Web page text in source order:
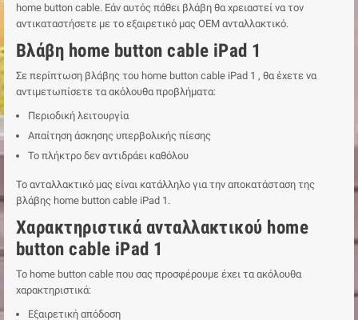
home button cable. Εάν αυτός πάθει βλάβη θα χρειαστεί να τον
αντικαταστήσετε με το εξαιρετικό μας ΟΕΜ ανταλλακτικό.
Βλάβη home button cable iPad 1
Σε περίπτωση βλάβης του home button cable iPad 1 , θα έχετε να
αντιμετωπίσετε τα ακόλουθα προβλήματα:
Περιοδική λειτουργία
Απαίτηση άσκησης υπερβολικής πίεσης
Το πλήκτρο δεν αντιδράει καθόλου
Το ανταλλακτικό μας είναι κατάλληλο για την αποκατάσταση της
βλάβης home button cable iPad 1.
Χαρακτηριστικά ανταλλακτικού home
button cable iPad 1
Το home button cable που σας προσφέρουμε έχει τα ακόλουθα
χαρακτηριστικά:
Εξαιρετική απόδοση